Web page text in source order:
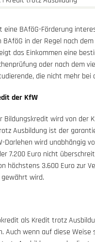
eine BAföG-Förderung
BAföG in der Regel nach
das Einkommen eine
oder nach dem
die nicht mehr
der KfW
Bildungskredit wird von der
Ausbildung ist der
Darlehen wird unabhängig
7.200 Euro nicht
höchstens 3.600 Euro zur
wird.
als Kredit trotz
Auch wenn auf diese